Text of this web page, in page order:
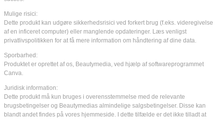
Mulige risici:
Dette produkt kan udgøre sikkerhedsrisici ved forkert brug (f.eks. videregivelse
af en inficeret computer) eller manglende opdateringer. Læs venligst
privatlivspolitikken for at få mere information om håndtering af dine data.
Sporbarhed:
Produktet er oprettet af os, Beautymedia, ved hjælp af softwareprogrammet
Canva.
Juridisk information:
Dette produkt må kun bruges i overensstemmelse med de relevante
brugsbetingelser og Beautymedias almindelige salgsbetingelser. Disse kan
blandt andet findes på vores hjemmeside. I dette tilfælde er det ikke tilladt at